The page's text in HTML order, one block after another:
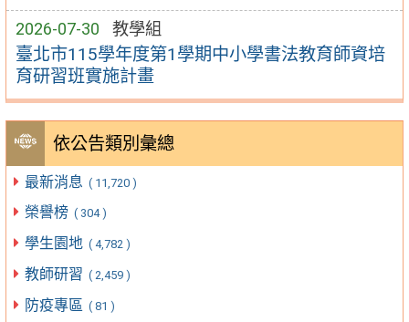
2026-07-30 教學組
臺北市115學年度第1學期中小學書法教育師資培
育研習班實施計畫
依公告類別彙總
最新消息 ( 11,720 )
榮譽榜 ( 304 )
學生園地 ( 4,782 )
教師研習 ( 2,459 )
防疫專區 ( 81 )